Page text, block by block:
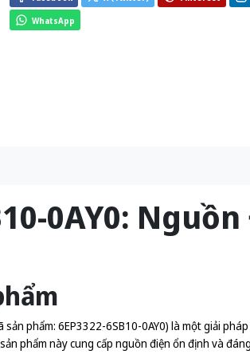
WhatsApp
0AY0:
sản phẩm: 6EP3322-6SB10-0AY0) là một giải
phẩm này cung cấp nguồn điện ổn định và